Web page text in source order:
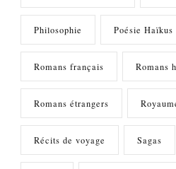
Philosophie Poésie Haïkus
Romans français Romans
Romans étrangers
Récits de voyage Sagas